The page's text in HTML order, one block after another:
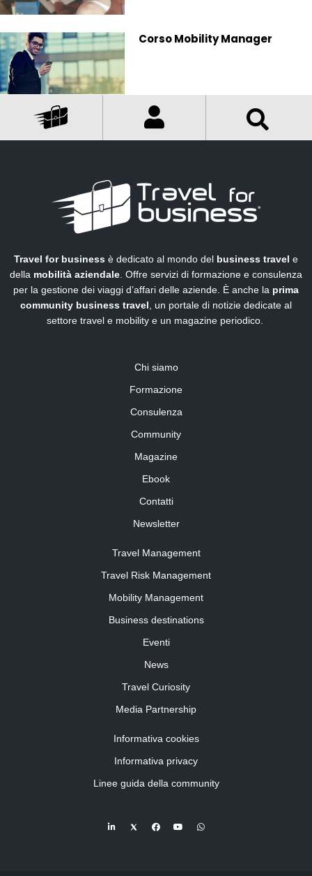
Corso Mobility Manager
Travel for business è dedicato al mondo del business travel e
della mobilità aziendale. Offre servizi di formazione e consulenza
per la gestione dei viaggi d’affari delle aziende. È anche la prima
community business travel, un portale di notizie dedicate al
settore travel e mobility e un magazine periodico.
Chi siamo
Formazione
Consulenza
Community
Magazine
Ebook
Contatti
Newsletter
Travel Management
Travel Risk Management
Mobility Management
Business destinations
Eventi
News
Travel Curiosity
Media Partnership
Informativa cookies
Informativa privacy
Linee guida della community